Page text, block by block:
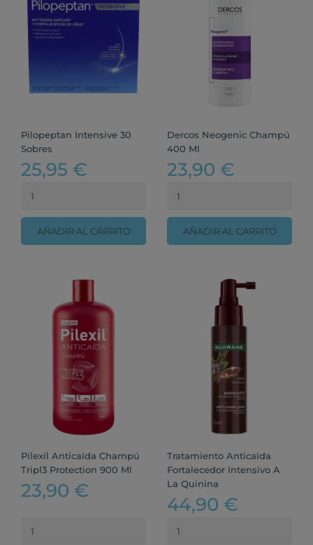
Pilopeptan Intensive 30
Sobres
25,95 €
AÑADIR AL CARRITO
Dercos Neogenic Champú
400 Ml
23,90 €
AÑADIR AL CARRITO
Pilexil Anticaída Champú
Tripl3 Protection 900 Ml
23,90 €
Tratamiento Anticaída
Fortalecedor Intensivo A
La Quinina
44,90 €